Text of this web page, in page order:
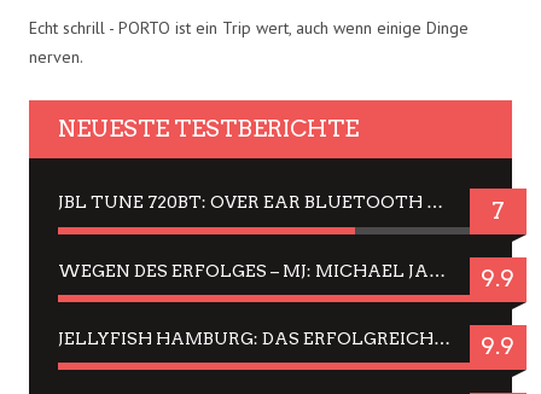
Echt schrill - PORTO ist ein Trip wert, auch wenn einige Dinge
nerven.
NEUESTE TESTBERICHTE
JBL TUNE 720BT: OVER EAR BLUETOOTH KOPFHÖRER UM DIE 50,-€ IM DAUER-TEST 7
WEGEN DES ERFOLGES – MJ: MICHAEL JACKSON MUSICAL IN EINER MATINEE SEHEN 9.9
JELLYFISH HAMBURG: DAS ERFOLGREICHE SOMMER-MENÜ 2025 IN GEFÜHLEN UND BILDERN 9.9